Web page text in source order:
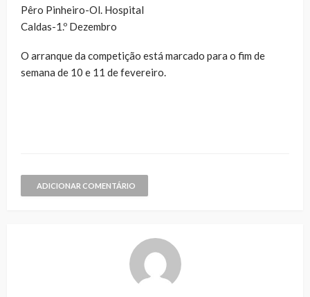
Pêro Pinheiro-Ol. Hospital
Caldas-1.º Dezembro
O arranque da competição está marcado para o fim de
semana de 10 e 11 de fevereiro.
ADICIONAR COMENTÁRIO